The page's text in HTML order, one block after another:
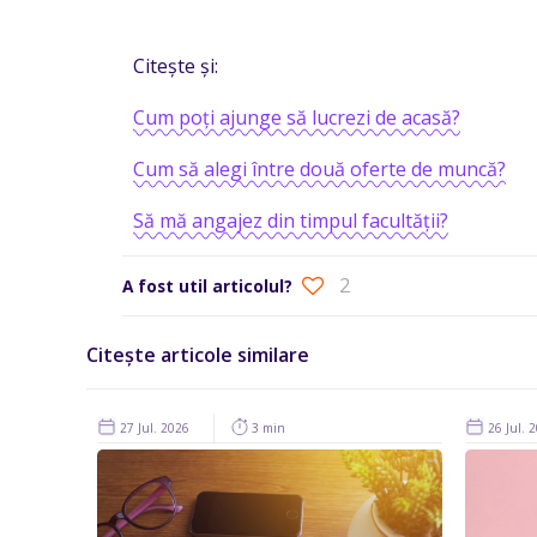
Citește și:
Cum poți ajunge să lucrezi de acasă?
Cum să alegi între două oferte de muncă?
Să mă angajez din timpul facultății?
A fost util articolul? 2
Citește articole similare
27 Jul. 2026 3 min 26 Jul.